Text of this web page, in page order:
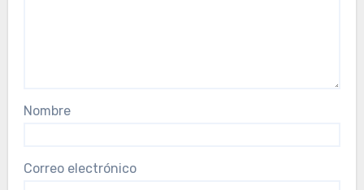
Nombre
Correo electrónico